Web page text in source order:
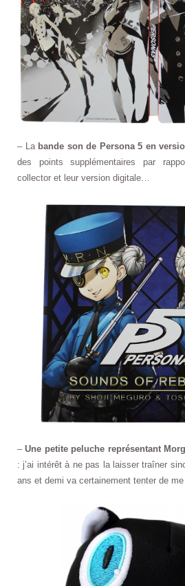
– La bande son de Persona 5 en
des points supplémentaires par
collector et leur version digitale…
–Une petite peluche représentant
: j’ai intérêt à ne pas la laisser traîner
ans et demi va certainement tenter de